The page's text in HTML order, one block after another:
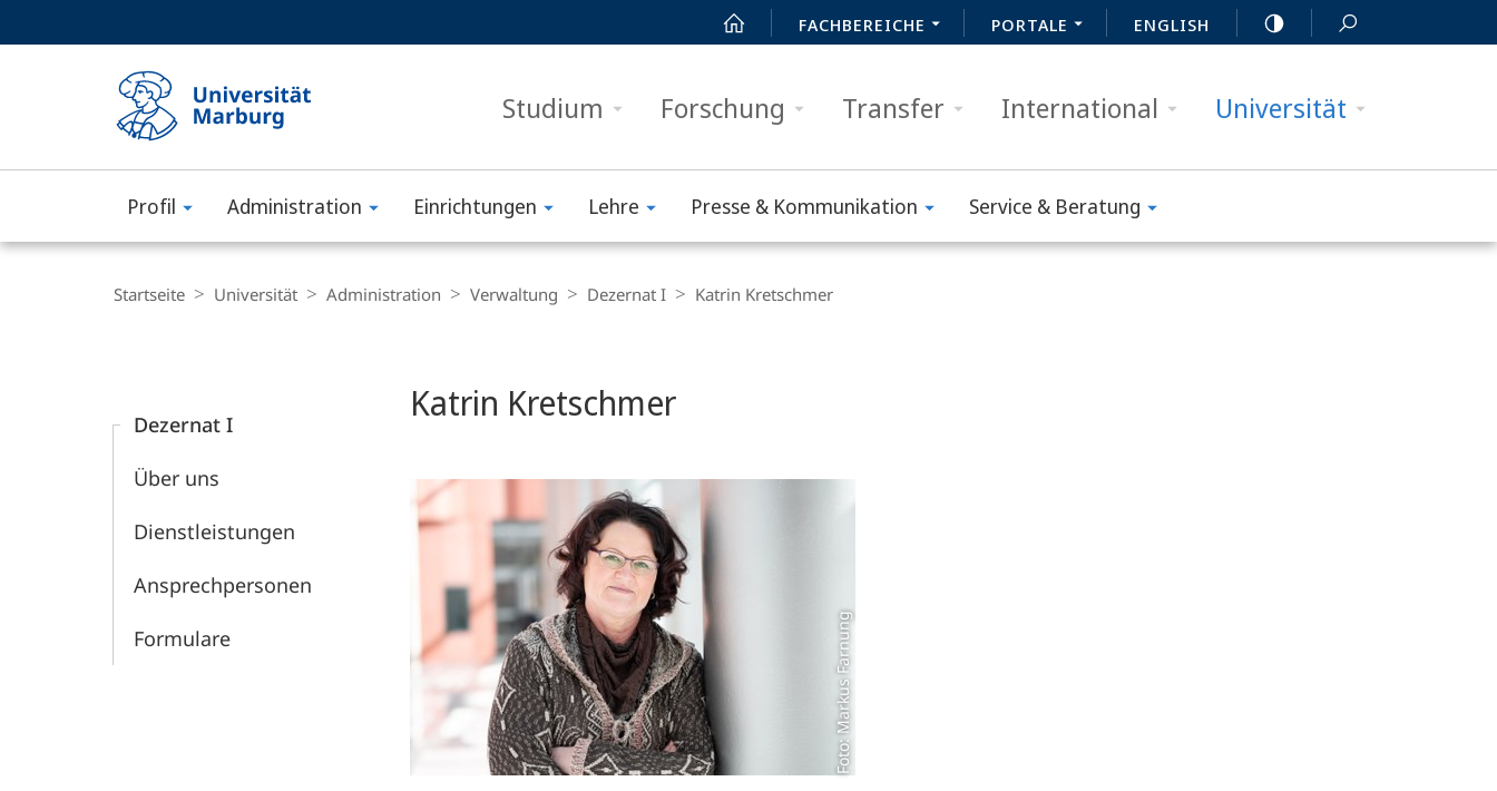
FACHBEREICHE PORTALE ENGLISH
Studium Forschung Transfer International Universität
Philipps-
Universität
Marburg
Profil Administration Einrichtungen Lehre Presse & Kommunikation Service & Beratung
Navigation
Startseite Universität Administration Verwaltung Dezernat I Katrin Kretschmer
Dezernat I
Über uns
Dienstleistungen
Ansprechpersonen
Formulare
Katrin Kretschmer
Foto: Markus Farnung